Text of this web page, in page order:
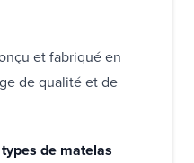
et fabriqué en
de qualité et de
de matelas